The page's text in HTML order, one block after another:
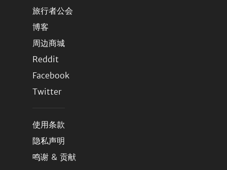
旅行者公会
博客
周边商城
Reddit
Facebook
Twitter
使用条款
隐私声明
鸣谢 & 贡献